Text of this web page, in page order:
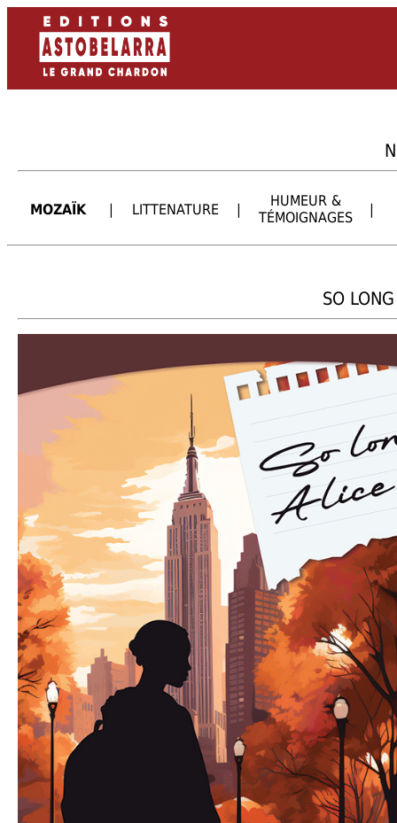
MOZAÏK | LITTENATURE |
HUMEUR &
TÉMOIGNAGES
|
SO